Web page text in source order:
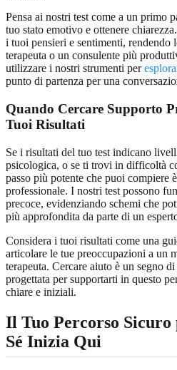
Pensa ai nostri test come a un primo
tuo stato emotivo e ottenere
i tuoi pensieri e sentimenti, rendendo
terapeuta o un consulente più
utilizzare i nostri strumenti per
punto di partenza per una
Quando Cercare Supporto
Tuoi Risultati
Se i risultati del tuo test indicano
psicologica, o se ti trovi in difficoltà
passo più potente che puoi compiere
professionale. I nostri test possono
precoce, evidenziando schemi che
più approfondita da parte di un
Considera i tuoi risultati come una
articolare le tue preoccupazioni a un
terapeuta. Cercare aiuto è un segno
progettata per supportarti in questo
chiare e iniziali.
Il Tuo Percorso Sicuro
Sé Inizia Qui